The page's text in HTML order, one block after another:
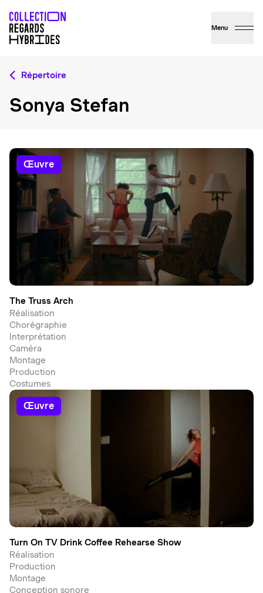
Menu
Répertoire
Sonya Stefan
œuvre
The Truss Arch
Réalisation
Chorégraphie
Interprétation
Caméra
Montage
Production
Costumes
œuvre
Turn On TV Drink Coffee Rehearse Show
Réalisation
Production
Montage
Conception sonore